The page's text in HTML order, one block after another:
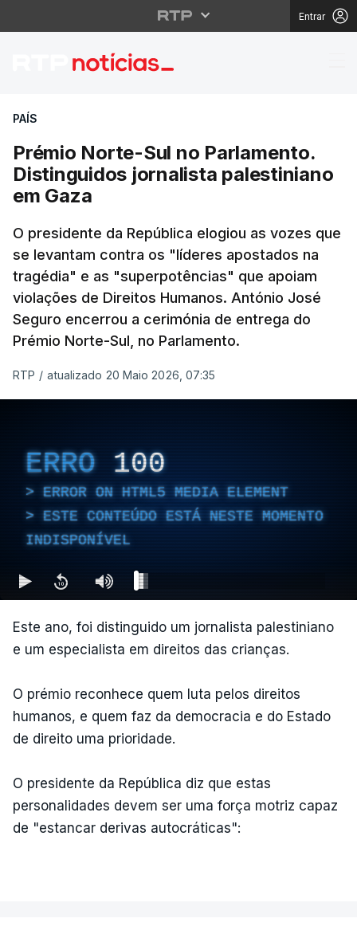
Entrar
Prémio Norte-Sul no
PAÍS
Prémio Norte-Sul no Parlamento.
Distinguidos jornalista palestiniano
em Gaza
O presidente da República elogiou as vozes que
se levantam contra os "líderes apostados na
tragédia" e as "superpotências" que apoiam
violações de Direitos Humanos. António José
Seguro encerrou a cerimónia de entrega do
Prémio Norte-Sul, no Parlamento.
RTP / atualizado 20 Maio 2026, 07:35
ERRO 100
ERROR ON HTML5 MEDIA ELEMENT
ESTE CONTEÚDO ESTÁ NESTE MOMENTO
INDISPONÍVEL
Este ano, foi distinguido um jornalista palestiniano
e um especialista em direitos das crianças.
O prémio reconhece quem luta pelos direitos
humanos, e quem faz da democracia e do Estado
de direito uma prioridade.
O presidente da República diz que estas
personalidades devem ser uma força motriz capaz
de "estancar derivas autocráticas":